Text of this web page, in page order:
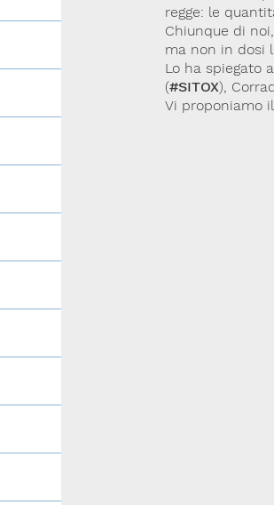
regge: le
Chiunque di
ma non in dosi
Lo ha spiegato
(#SITOX),
Vi proponiamo